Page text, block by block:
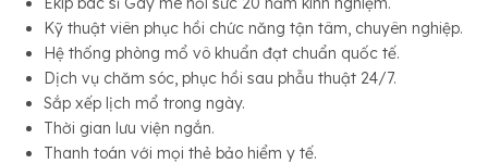
Kỹ thuật viên phục hồi chức năng tận tâm, chuyên nghiệp.
Hệ thống phòng mổ vô khuẩn đạt chuẩn quốc tế.
Dịch vụ chăm sóc, phục hồi sau phẫu thuật 24/7.
Sắp xếp lịch mổ trong ngày.
Thời gian lưu viện ngắn.
Thanh toán với mọi thẻ bảo hiểm y tế.